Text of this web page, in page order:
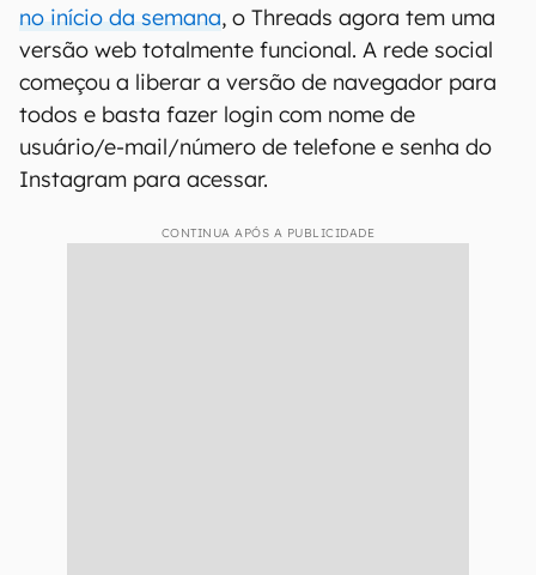
no início da semana, o Threads agora tem uma
versão web totalmente funcional. A rede social
começou a liberar a versão de navegador para
todos e basta fazer login com nome de
usuário/e-mail/número de telefone e senha do
Instagram para acessar.
CONTINUA APÓS A PUBLICIDADE